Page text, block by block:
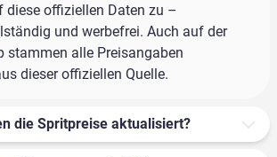
offiziellen Daten zu –
und werbefrei. Auch auf der
stammen alle Preisangaben
dieser offiziellen Quelle.
die Spritpreise aktualisiert?